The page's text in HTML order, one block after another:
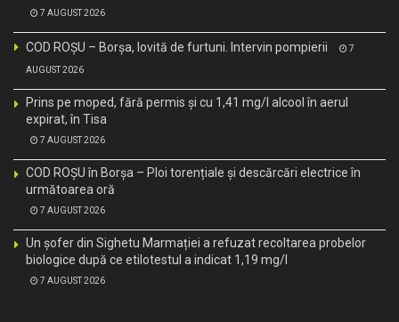
7 AUGUST 2026
COD ROȘU – Borșa, lovită de furtuni. Intervin pompierii 7
AUGUST 2026
Prins pe moped, fără permis și cu 1,41 mg/l alcool în aerul
expirat, în Tisa
7 AUGUST 2026
COD ROȘU în Borșa – Ploi torențiale și descărcări electrice în
următoarea oră
7 AUGUST 2026
Un șofer din Sighetu Marmației a refuzat recoltarea probelor
biologice după ce etilotestul a indicat 1,19 mg/l
7 AUGUST 2026